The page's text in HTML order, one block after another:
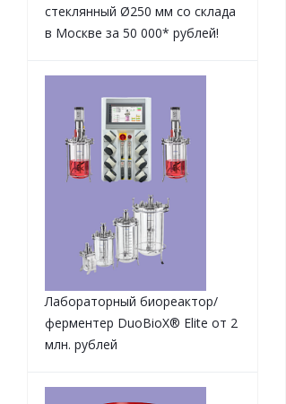
стеклянный Ø250 мм со склада
в Москве за 50 000* рублей!
Лабораторный биореактор/
ферментер DuoBioX® Elite от 2
млн. рублей